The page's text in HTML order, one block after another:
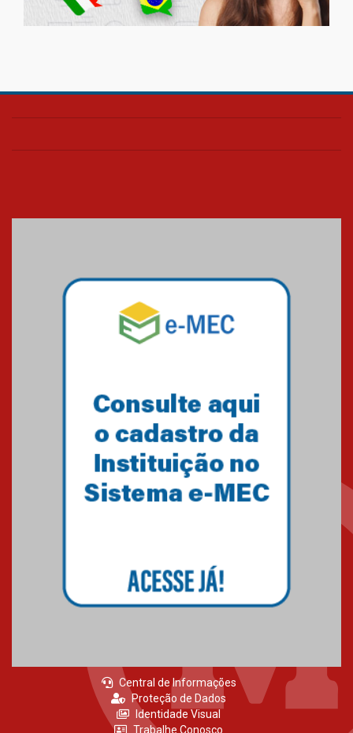
Central de Informações
Proteção de Dados
Identidade Visual
Trabalhe Conosco